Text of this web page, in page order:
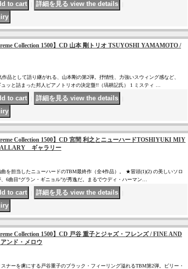
Collection 1500】CD 山本 剛トリオ TSUYOSHI YAMAMOTO /
品として語り継がれる、山本剛の第2弾。抒情性、力強いスウィング感など、
ッと詰まった邦人ピアノトリオの決定盤!!（塙耕記氏） 1 ミスティ …
Collection 1500】CD 宮間 利之とニューハードTOSHIYUKI MIY
ギャラリー
を担当したニューハードのTBM最終作（全4作品）。 ★冒頭(1)(2) の美しいソロ
6曲目“グラン・ギニョル”が秀逸だ。まるでウディ・ハーマン…
Collection 1500】CD 戸谷 重子とジャズ・フレンズ / FINE AND
ンド・メロウ
ナーを虜にする戸谷重子のブラック・フィーリング溢れるTBM第2弾。ビリー・